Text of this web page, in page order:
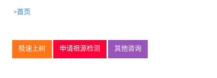
>首页
极速上树 申请祖源检测 其他咨询